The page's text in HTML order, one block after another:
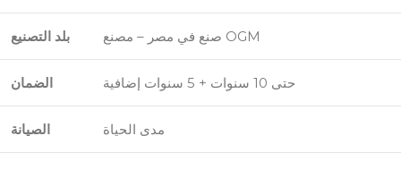
بلد التصنيع صنع في مصر – مصنع OGM
الضمان حتى 10 سنوات + 5 سنوات إضافية
الصيانة مدى الحياة